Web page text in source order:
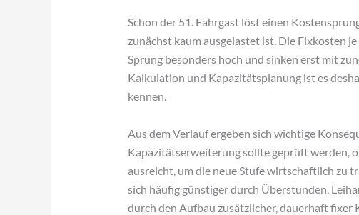
Schon der 51. Fahrgast löst einen
zunächst kaum ausgelastet ist. Die Fixkosten
Sprung besonders hoch und sinken erst mit
Kalkulation und Kapazitätsplanung ist es
kennen.
Aus dem Verlauf ergeben sich wichtige
Kapazitätserweiterung sollte geprüft werden,
ausreicht, um die neue Stufe wirtschaftlich zu
sich häufig günstiger durch Überstunden,
durch den Aufbau zusätzlicher, dauerhaft fixer